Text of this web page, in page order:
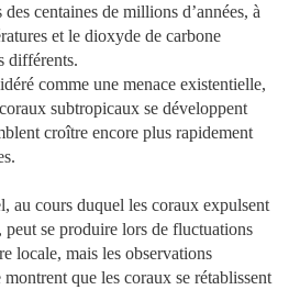
centaines de millions d’années, à
et le dioxyde de carbone
différents.
comme une menace existentielle,
subtropicaux se développent
croître encore plus rapidement
au cours duquel les coraux expulsent
peut se produire lors de fluctuations
locale, mais les observations
que les coraux se rétablissent